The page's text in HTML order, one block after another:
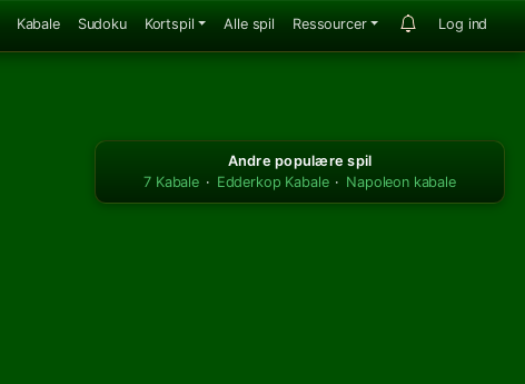
Kabale Sudoku Kortspil Alle spil Ressourcer Log ind
Andre populære spil
7 Kabale · Edderkop Kabale · Napoleon kabale